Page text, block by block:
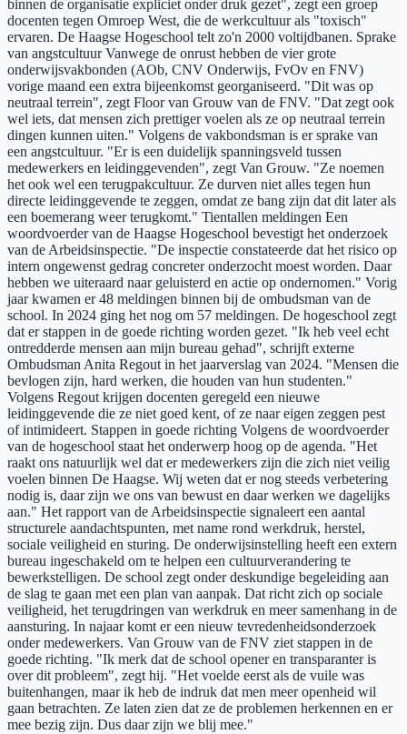
binnen de organisatie expliciet onder druk gezet", zegt een groep
docenten tegen Omroep West, die de werkcultuur als "toxisch"
ervaren. De Haagse Hogeschool telt zo'n 2000 voltijdbanen. Sprake
van angstcultuur Vanwege de onrust hebben de vier grote
onderwijsvakbonden (AOb, CNV Onderwijs, FvOv en FNV)
vorige maand een extra bijeenkomst georganiseerd. "Dit was op
neutraal terrein", zegt Floor van Grouw van de FNV. "Dat zegt ook
wel iets, dat mensen zich prettiger voelen als ze op neutraal terrein
dingen kunnen uiten." Volgens de vakbondsman is er sprake van
een angstcultuur. "Er is een duidelijk spanningsveld tussen
medewerkers en leidinggevenden", zegt Van Grouw. "Ze noemen
het ook wel een terugpakcultuur. Ze durven niet alles tegen hun
directe leidinggevende te zeggen, omdat ze bang zijn dat dit later als
een boemerang weer terugkomt." Tientallen meldingen Een
woordvoerder van de Haagse Hogeschool bevestigt het onderzoek
van de Arbeidsinspectie. "De inspectie constateerde dat het risico op
intern ongewenst gedrag concreter onderzocht moest worden. Daar
hebben we uiteraard naar geluisterd en actie op ondernomen." Vorig
jaar kwamen er 48 meldingen binnen bij de ombudsman van de
school. In 2024 ging het nog om 57 meldingen. De hogeschool zegt
dat er stappen in de goede richting worden gezet. "Ik heb veel echt
ontredderde mensen aan mijn bureau gehad", schrijft externe
Ombudsman Anita Regout in het jaarverslag van 2024. "Mensen die
bevlogen zijn, hard werken, die houden van hun studenten."
Volgens Regout krijgen docenten geregeld een nieuwe
leidinggevende die ze niet goed kent, of ze naar eigen zeggen pest
of intimideert. Stappen in goede richting Volgens de woordvoerder
van de hogeschool staat het onderwerp hoog op de agenda. "Het
raakt ons natuurlijk wel dat er medewerkers zijn die zich niet veilig
voelen binnen De Haagse. Wij weten dat er nog steeds verbetering
nodig is, daar zijn we ons van bewust en daar werken we dagelijks
aan." Het rapport van de Arbeidsinspectie signaleert een aantal
structurele aandachtspunten, met name rond werkdruk, herstel,
sociale veiligheid en sturing. De onderwijsinstelling heeft een extern
bureau ingeschakeld om te helpen een cultuurverandering te
bewerkstelligen. De school zegt onder deskundige begeleiding aan
de slag te gaan met een plan van aanpak. Dat richt zich op sociale
veiligheid, het terugdringen van werkdruk en meer samenhang in de
aansturing. In najaar komt er een nieuw tevredenheidsonderzoek
onder medewerkers. Van Grouw van de FNV ziet stappen in de
goede richting. "Ik merk dat de school opener en transparanter is
over dit probleem", zegt hij. "Het voelde eerst als de vuile was
buitenhangen, maar ik heb de indruk dat men meer openheid wil
gaan betrachten. Ze laten zien dat ze de problemen herkennen en er
mee bezig zijn. Dus daar zijn we blij mee."